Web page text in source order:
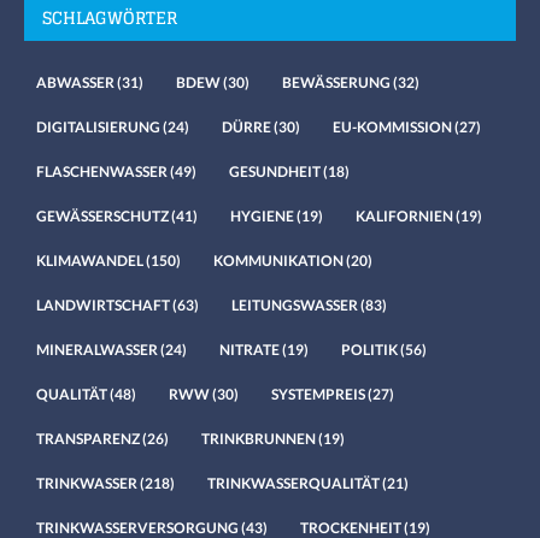
SCHLAGWÖRTER
ABWASSER (31) BDEW(30) BEWÄSSERUNG (32)
DIGITALISIERUNG (24) DÜRRE(30) EU-KOMMISSION(27)
FLASCHENWASSER (49) GESUNDHEIT(18)
GEWÄSSERSCHUTZ(41) HYGIENE(19) KALIFORNIEN(19)
KLIMAWANDEL(150) KOMMUNIKATION(20)
LANDWIRTSCHAFT(63) LEITUNGSWASSER (83)
MINERALWASSER (24) NITRATE(19) POLITIK(56)
QUALITÄT(48) RWW(30) SYSTEMPREIS(27)
TRANSPARENZ(26) TRINKBRUNNEN(19)
TRINKWASSER (218) TRINKWASSERQUALITÄT(21)
TRINKWASSERVERSORGUNG (43) TROCKENHEIT(19)